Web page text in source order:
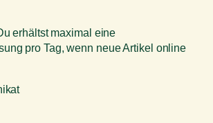
erhältst maximal eine
pro Tag, wenn neue Artikel online